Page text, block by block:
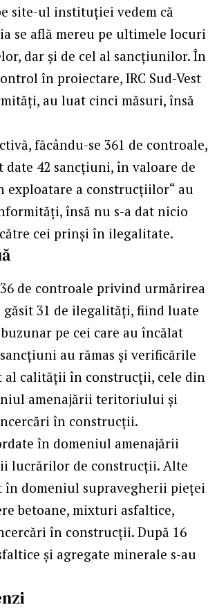
site-ul instituţiei vedem că
se află mereu pe ultimele locuri
dar şi de cel al sancţiunilor. În
în proiectare, IRC Sud-Vest
au luat cinci măsuri, însă
făcându-se 361 de controale,
42 sancţiuni, în valoare de
exploatare a construcțiilor“ au
însă nu s-a dat nicio
cei prinşi în ilegalitate.
de controale privind urmărirea
31 de ilegalităţi, fiind luate
pe cei care au încălat
au rămas şi verificările
al calității în construcții, cele din
amenajării teritoriului și
în construcții.
în domeniul amenajării
lucrărilor de construcții. Alte
în domeniul supravegherii pieței
betoane, mixturi asfaltice,
în construcții. După 16
și agregate minerale s-au